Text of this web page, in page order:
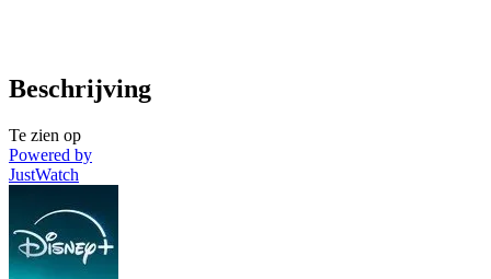
Beschrijving
Te zien op
Powered by
JustWatch